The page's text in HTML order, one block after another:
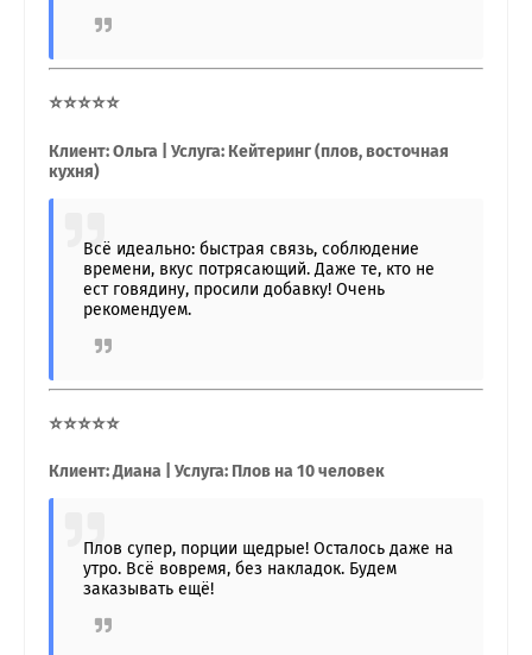
⭐⭐⭐⭐⭐
Клиент: Ольга | Услуга: Кейтеринг (плов, восточная
кухня)
Всё идеально: быстрая связь, соблюдение
времени, вкус потрясающий. Даже те, кто не
ест говядину, просили добавку! Очень
рекомендуем.
⭐⭐⭐⭐⭐
Клиент: Диана | Услуга: Плов на 10 человек
Плов супер, порции щедрые! Осталось даже на
утро. Всё вовремя, без накладок. Будем
заказывать ещё!